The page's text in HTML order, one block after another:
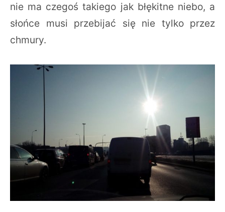
nie ma czegoś takiego jak błękitne niebo, a
słońce musi przebijać się nie tylko przez
chmury.